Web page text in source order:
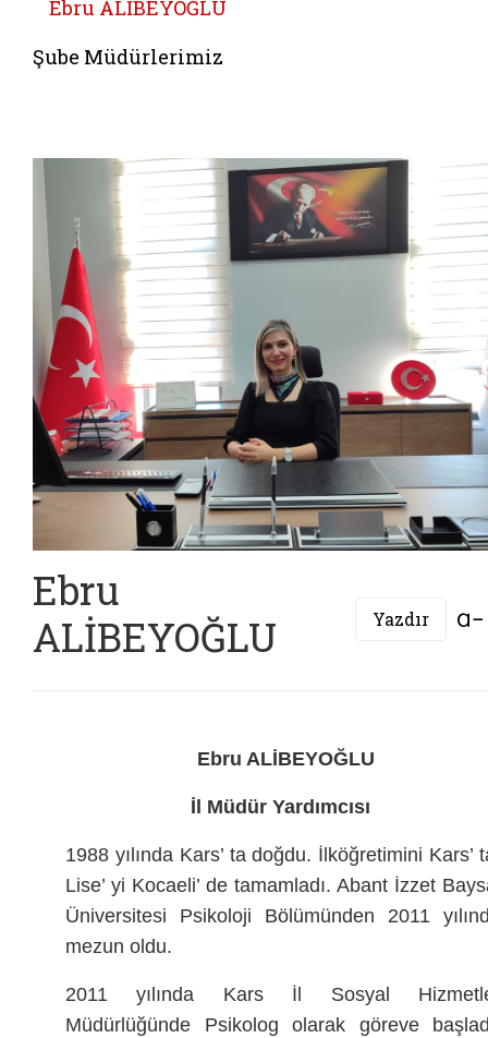
Ebru ALİBEYOĞLU
Şube Müdürlerimiz
Ebru
ALİBEYOĞLU
Yazdır
Ebru ALİBEYOĞLU
İl Müdür Yardımcısı
1988 yılında Kars’ ta doğdu. İlköğretimini Kars’
Lise’ yi Kocaeli’ de tamamladı. Abant İzzet
Üniversitesi Psikoloji Bölümünden 2011
mezun oldu.
2011 yılında Kars İl Sosyal
Müdürlüğünde Psikolog olarak göreve